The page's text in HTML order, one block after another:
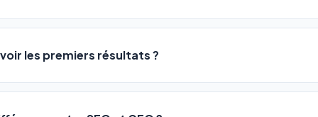
a été conçu pour être accessible àtous les profils:
ou agences. Pas de code, pas de configuration complexe —
votre activité, et le logiciel gère tout en automatique
les premiers résultats ?
observent une amélioration de leur positionnement en4